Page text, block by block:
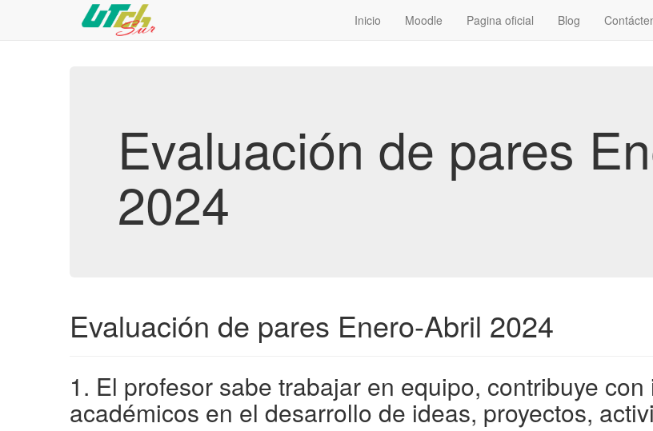
Inicio Moodle Pagina oficial Blog
Evaluación de pares
2024
Evaluación de pares Enero-Abril 2024
1. El profesor sabe trabajar en equipo, contribuye
académicos en el desarrollo de ideas, proyectos,